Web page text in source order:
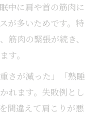
中に肩や首の筋肉に
が多いためです。特
筋肉の緊張が続き、
す。
さが減った」「熟睡
れます。失敗例とし
間違えて肩こりが悪